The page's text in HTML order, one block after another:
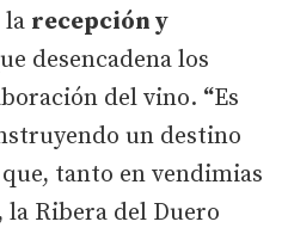
la recepción y
desencadena los
del vino. “Es
un destino
tanto en vendimias
la Ribera del Duero